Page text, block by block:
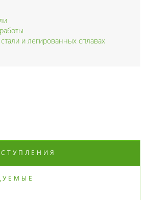
и легированных сплавах